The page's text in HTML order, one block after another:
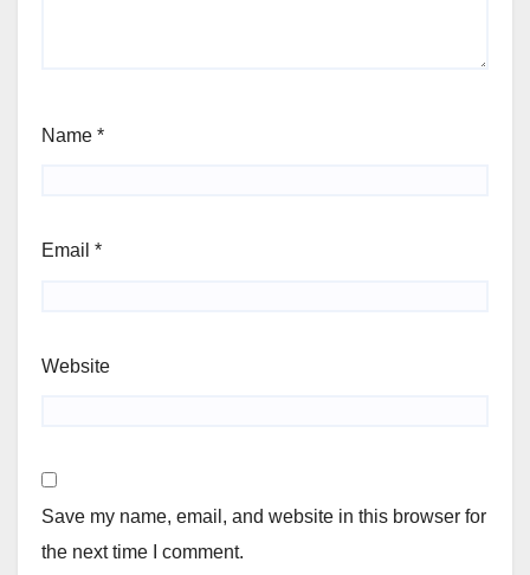
Name *
Email *
Website
Save my name, email, and website in this browser for
the next time I comment.